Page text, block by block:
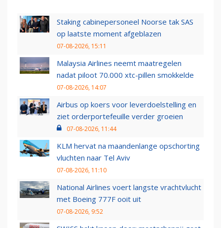
Staking cabinepersoneel Noorse tak SAS
op laatste moment afgeblazen
07-08-2026, 15:11
Malaysia Airlines neemt maatregelen
nadat piloot 70.000 xtc-pillen smokkelde
07-08-2026, 14:07
Airbus op koers voor leverdoelstelling en
ziet orderportefeuille verder groeien
07-08-2026, 11:44
KLM hervat na maandenlange opschorting
vluchten naar Tel Aviv
07-08-2026, 11:10
National Airlines voert langste vrachtvlucht
met Boeing 777F ooit uit
07-08-2026, 9:52